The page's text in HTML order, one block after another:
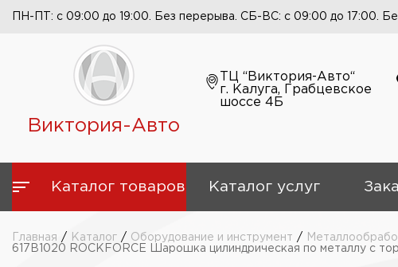
ПН-ПТ: с 09:00 до 19:00. Без перерыва. СБ-ВС: с 09:00 до 17:00.
Виктория-Авто
ТЦ “Виктория-Авто“
г. Калуга, Грабцевское
шоссе 4Б
Каталог товаров Каталог услуг
Главная / Каталог / Оборудование и инструмент /
617B1020 ROCKFORCE Шарошка цилиндрическая по металлу с